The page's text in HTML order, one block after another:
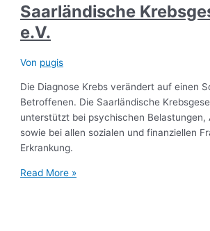
Saarländische
e.V.
Von pugis
Die Diagnose Krebs verändert auf einen
Betroffenen. Die Saarländische
unterstützt bei psychischen Belastungen,
sowie bei allen sozialen und finanziellen
Erkrankung.
Read More »